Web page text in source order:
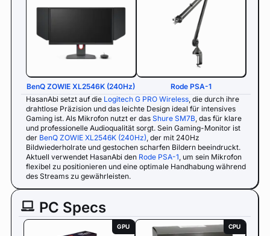
BenQ ZOWIE XL2546K (240Hz)
Rode PSA-1
HasanAbi setzt auf die Logitech G PRO Wireless, die durch ihre
drahtlose Präzision und das leichte Design ideal für intensives
Gaming ist. Als Mikrofon nutzt er das Shure SM7B, das für klare
und professionelle Audioqualität sorgt. Sein Gaming-Monitor ist
der BenQ ZOWIE XL2546K (240Hz), der mit 240Hz
Bildwiederholrate und gestochen scharfen Bildern beeindruckt.
Aktuell verwendet HasanAbi den Rode PSA-1, um sein Mikrofon
flexibel zu positionieren und eine optimale Handhabung während
des Streams zu gewährleisten.
PC Specs
GPU CPU